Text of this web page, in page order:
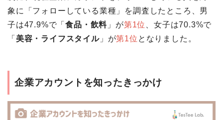
象に「フォローしている業種」を調査したところ、男
子は47.9%で「食品・飲料 」が第1位
、女子は70.3%で
「 美容・ライフスタイル」が第1位 となりました。
企業アカウントを知ったきっかけ